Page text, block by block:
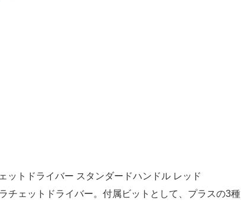
トドライバー スタンダードハンドル レッド
チェットドライバー。付属ビットとして、プラスの3種